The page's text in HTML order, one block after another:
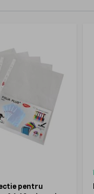
pentru